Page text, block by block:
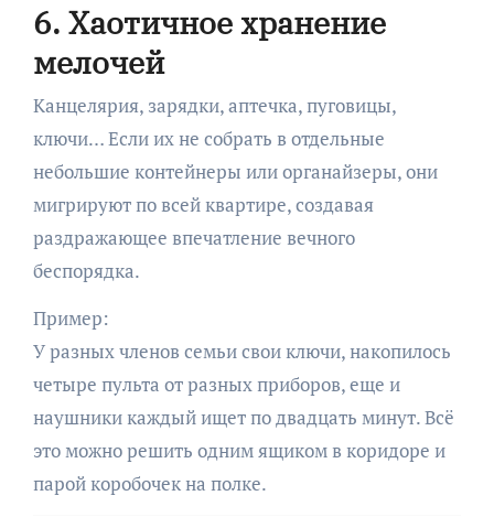
6. Хаотичное хранение
мелочей
Канцелярия, зарядки, аптечка, пуговицы,
ключи… Если их не собрать в отдельные
небольшие контейнеры или органайзеры, они
мигрируют по всей квартире, создавая
раздражающее впечатление вечного
беспорядка.
Пример:
У разных членов семьи свои ключи, накопилось
четыре пульта от разных приборов, еще и
наушники каждый ищет по двадцать минут. Всё
это можно решить одним ящиком в коридоре и
парой коробочек на полке.